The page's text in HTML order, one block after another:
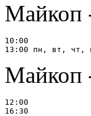
Майкоп
10:00
Майкоп
12:00